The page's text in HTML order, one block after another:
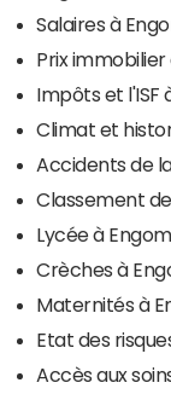
Salaires à
Prix
Impôts et l'ISF
Climat et
Accidents de
Classement
Lycée à
Crèches à
Maternités à
Etat des
Accès aux